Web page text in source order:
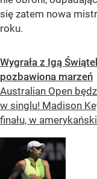
się zatem nowa
roku.
Wygrała z Igą
pozbawiona marzeń
Australian Open
w singlu! Madison
finału, w